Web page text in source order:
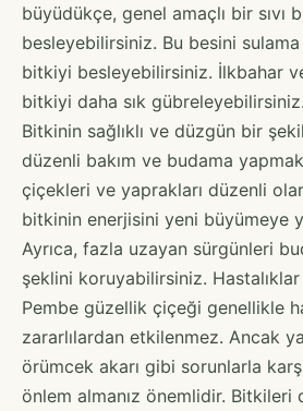
büyüdükçe, genel amaçlı bir sıvı
besleyebilirsiniz. Bu besini
bitkiyi besleyebilirsiniz. İlkbahar
bitkiyi daha sık
Bitkinin sağlıklı ve düzgün bir
düzenli bakım ve budama
çiçekleri ve yaprakları düzenli
bitkinin enerjisini yeni büyümeye
Ayrıca, fazla uzayan sürgünleri
şeklini koruyabilirsiniz. Hastalıklar
Pembe güzellik çiçeği genellikle
zararlılardan etkilenmez. Ancak
örümcek akarı gibi sorunlarla
önlem almanız önemlidir. Bitkileri